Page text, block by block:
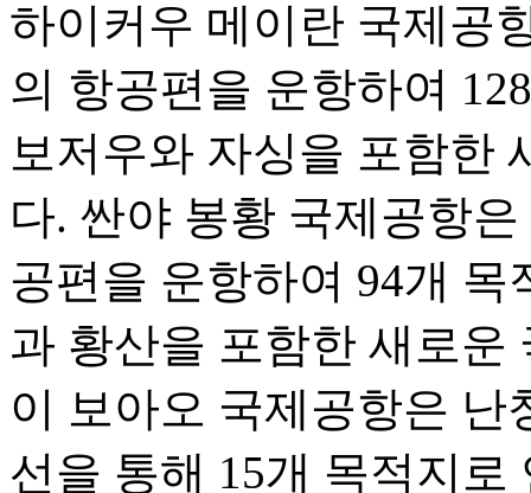
하이커우 메이란 국제공
의 항공편을 운항하여
보저우와 자싱을 포함한
다. 싼야 봉황 국제공항
공편을 운항하여 94개
과 황산을 포함한 새로운
이 보아오 국제공항은 난
선을 통해 15개 목적지